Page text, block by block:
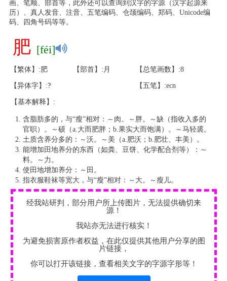
画、笔顺、部首等，此外还可以查询到汉字的字源（汉字起源来
历）、真人发音、注音、五笔编码、仓颉编码、郑码、Unicode编
码、四角号码等等。
肥 [féi]
【繁体】:肥 【部首】:月 【总笔画数】:8
【异体字】:? 【五笔】:ecn
【基本解释】:
含脂肪多的，与“瘦”相对：～肉。～胖。～缺（指收入多的
官职）。～硕（a.大而肥胖；b.果实大而饱满）。～马轻裘。
土质含养分多的：～沃。～美（a.肥沃；b.肥壮、丰美）。
能增加田地养分的东西（如粪、豆饼、化学配合剂等）：～
料。～力。
使田地增加养分：～田。
指衣服鞋袜等宽大，与“瘦”相对：～大。～瘦儿。
经我站研判，部分用户所上传图片，无法提供确切来
源！
我站亦无法进行核实！
为避免损害原作者权益，在此仅提供其他用户分享的图
片链接，
你可以打开该链接，查看相关文字的字源字形等！